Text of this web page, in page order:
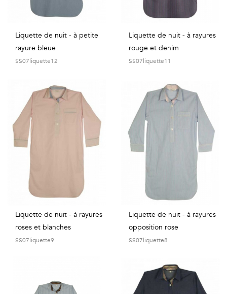
Liquette de nuit - à petite
rayure bleue
SS07liquette12
Liquette de nuit - à rayures
rouge et denim
SS07liquette11
Liquette de nuit - à rayures
roses et blanches
SS07liquette9
Liquette de nuit - à rayures
opposition rose
SS07liquette8